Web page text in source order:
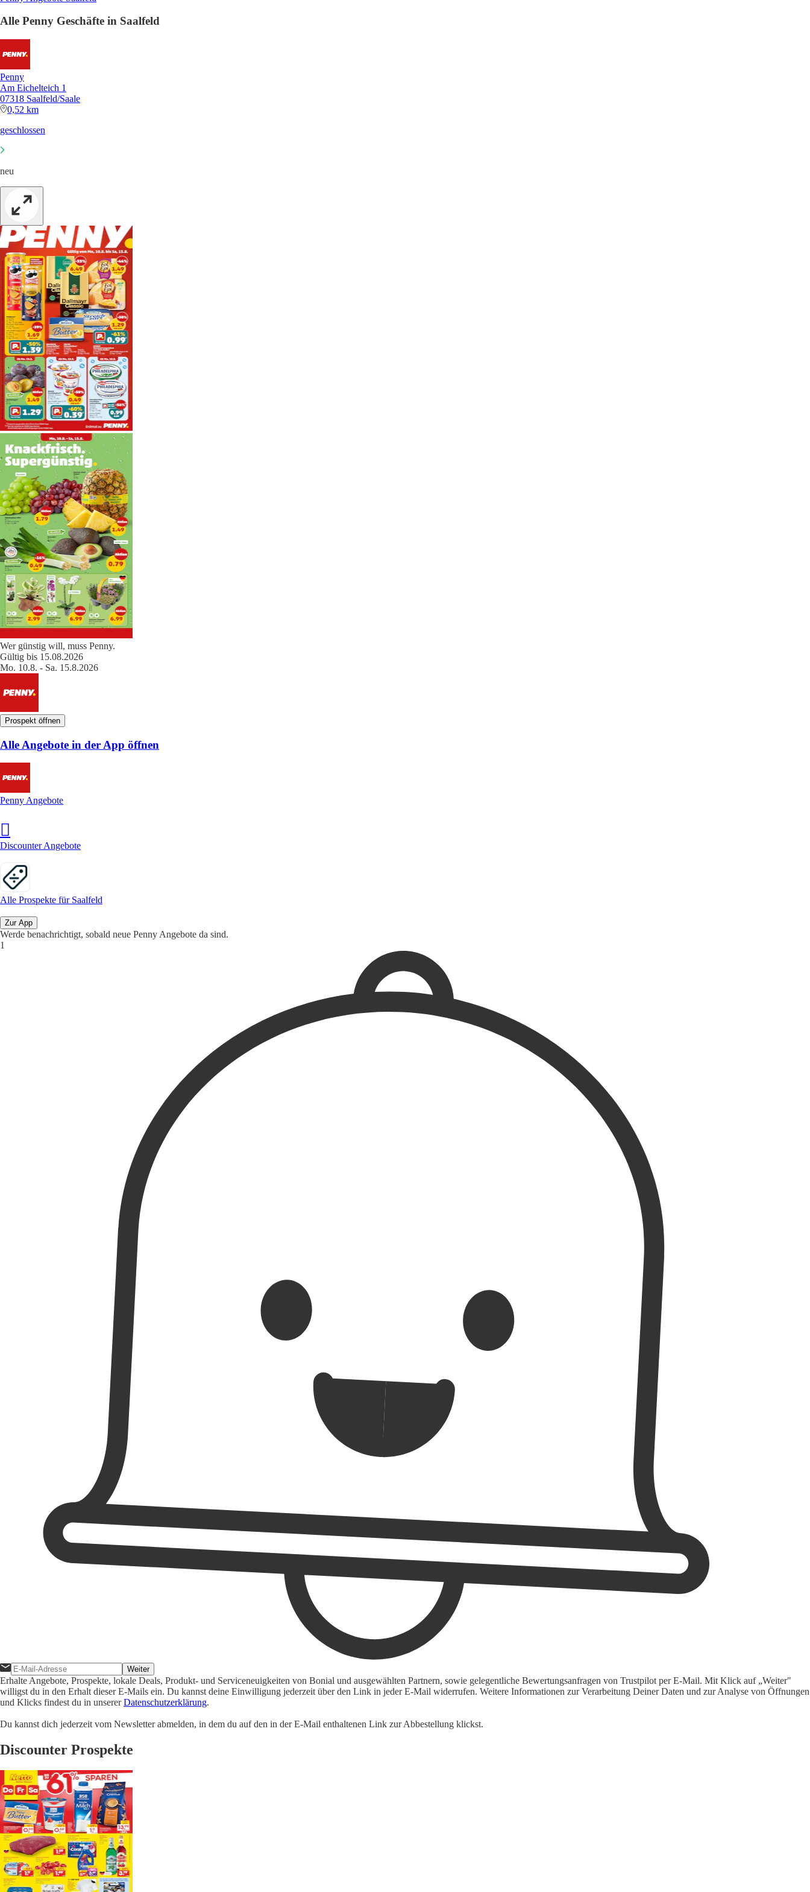
Alle Penny Geschäfte in Saalfeld
Penny
Am Eichelteich 1
07318 Saalfeld/Saale
0,52 km
geschlossen
neu
Wer günstig will, muss Penny.
Gültig bis 15.08.2026
Mo. 10.8. - Sa. 15.8.2026
Prospekt öffnen
Alle Angebote in der App öffnen
Penny Angebote
Discounter Angebote
Alle Prospekte für Saalfeld
Zur App
Werde benachrichtigt, sobald neue Penny Angebote da sind.
Weiter
Erhalte Angebote, Prospekte, lokale Deals, Produkt- und Serviceneuigkeiten von Bonial und ausgewählten Partnern, sowie gelegentliche Bewertungsanfragen von Trustpilot per E-Mail. Mit Klick auf „Weiter"
willigst du in den Erhalt dieser E-Mails ein. Du kannst deine Einwilligung jederzeit über den Link in jeder E-Mail widerrufen. Weitere Informationen zur Verarbeitung Deiner Daten und zur Analyse von Öffnungen
und Klicks findest du in unsererDatenschutzerklärung.
Du kannst dich jederzeit vom Newsletter abmelden, in dem du auf den in der E-Mail enthaltenen Link zur Abbestellung klickst.
Discounter Prospekte